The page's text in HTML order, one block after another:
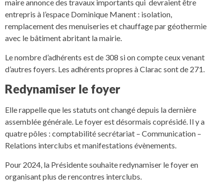
maire annonce des travaux importants qui devraient être
entrepris à l’espace Dominique Manent : isolation,
remplacement des menuiseries et chauffage par géothermie
avec le bâtiment abritant la mairie.
Le nombre d’adhérents est de 308 si on compte ceux venant
d’autres foyers. Les adhérents propres à Clarac sont de 271.
Redynamiser le foyer
Elle rappelle que les statuts ont changé depuis la dernière
assemblée générale. Le foyer est désormais coprésidé. Il y a
quatre pôles : comptabilité secrétariat – Communication –
Relations interclubs et manifestations évènements.
Pour 2024, la Présidente souhaite redynamiser le foyer en
organisant plus de rencontres interclubs.